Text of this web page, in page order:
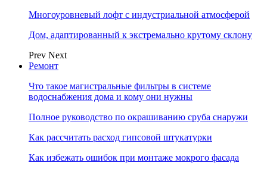
Многоуровневый лофт с индустриальной атмосферой
Дом, адаптированный к экстремально крутому склону
Prev Next
Ремонт
Что такое магистральные фильтры в системе
водоснабжения дома и кому они нужны
Полное руководство по окрашиванию сруба снаружи
Как рассчитать расход гипсовой штукатурки
Как избежать ошибок при монтаже мокрого фасада